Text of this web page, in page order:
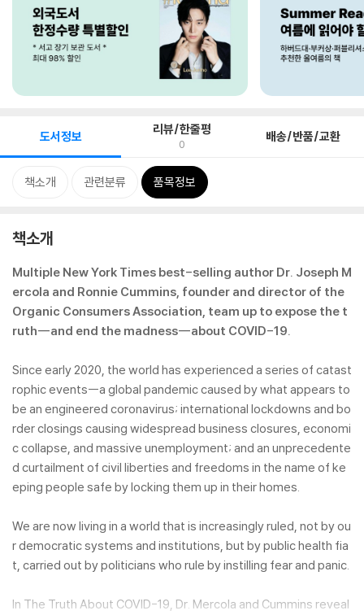
도서정보 리뷰/한줄평
0 배송/반품/교환
책소개 관련분류 품목정보
책소개
Multiple New York Times best-selling author Dr. Joseph M
ercola and Ronnie Cummins, founder and director of the
Organic Consumers Association, team up to expose the t
ruth--and end the madness--about COVID-19.
Since early 2020, the world has experienced a series of catast
rophic events--a global pandemic caused by what appears to
be an engineered coronavirus; international lockdowns and bo
rder closings causing widespread business closures, economi
c collapse, and massive unemployment; and an unprecedente
d curtailment of civil liberties and freedoms in the name of ke
eping people safe by locking them up in their homes.
We are now living in a world that is increasingly ruled, not by ou
r democratic systems and institutions, but by public health fia
t, carried out by politicians who rule by instilling fear and panic.
In The Truth About COVID-19, Dr. Mercola and Cummins reveal